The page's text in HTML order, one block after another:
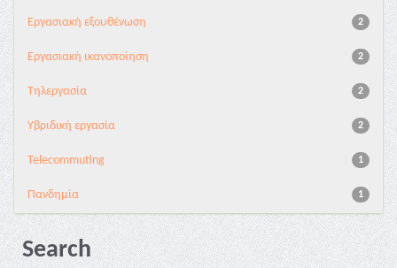
2
Εργασιακή εξουθένωση
2
Εργασιακή ικανοποίηση
2
Τηλεργασία
2
Υβριδική εργασία
1
Telecommuting
1
Πανδημία
Search